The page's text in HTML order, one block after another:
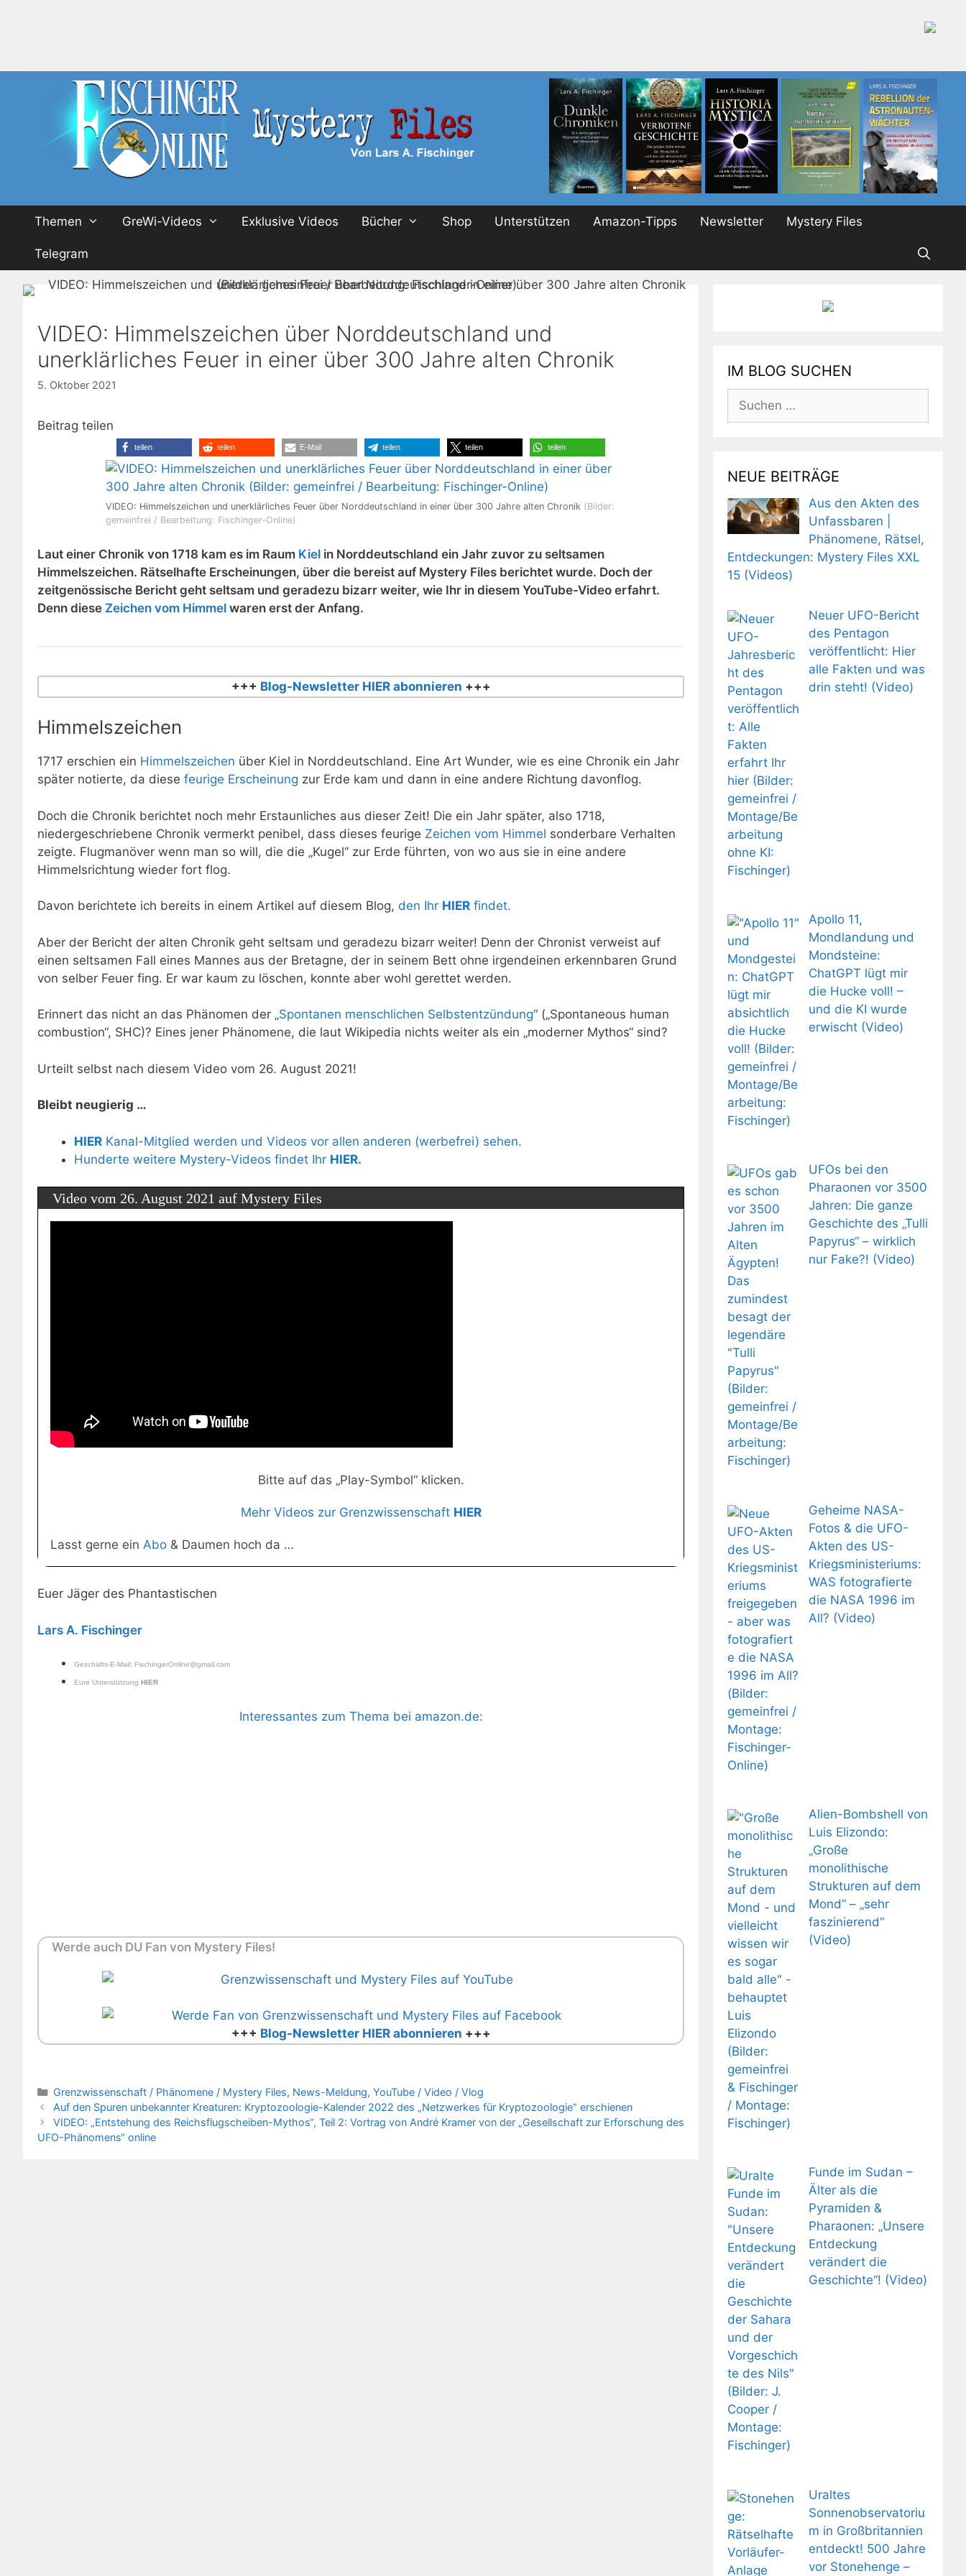
Themen GreWi-Videos Exklusive Videos Bücher Shop Unterstützen Amazon-Tipps Newsletter Mystery Files
Telegram
VIDEO: Himmelszeichen über Norddeutschland und
unerklärliches Feuer in einer über 300 Jahre alten Chronik
5. Oktober 2021
Beitrag teilen
teilen teilen E-Mail teilen teilen teilen
VIDEO: Himmelszeichen und unerklärliches Feuer über Norddeutschland in einer über 300 Jahre alten Chronik (Bilder:
gemeinfrei / Bearbeitung: Fischinger-Online)
Laut einer Chronik von 1718 kam es im Raum Kiel in Norddeutschland ein Jahr zuvor zu seltsamen
Himmelszeichen. Rätselhafte Erscheinungen, über die bereist auf Mystery Files berichtet wurde. Doch der
zeitgenössische Bericht geht seltsam und geradezu bizarr weiter, wie Ihr in diesem YouTube-Video erfahrt.
Denn diese Zeichen vom Himmel waren erst der Anfang.
+++ Blog-Newsletter HIER abonnieren +++
Himmelszeichen
1717 erschien ein Himmelszeichen über Kiel in Norddeutschland. Eine Art Wunder, wie es eine Chronik ein Jahr
später notierte, da diese feurige Erscheinung zur Erde kam und dann in eine andere Richtung davonflog.
Doch die Chronik berichtet noch mehr Erstaunliches aus dieser Zeit! Die ein Jahr später, also 1718,
niedergeschriebene Chronik vermerkt penibel, dass dieses feurige Zeichen vom Himmel sonderbare Verhalten
zeigte. Flugmanöver wenn man so will, die die „Kugel“ zur Erde führten, von wo aus sie in eine andere
Himmelsrichtung wieder fort flog.
Davon berichtete ich bereits in einem Artikel auf diesem Blog, den Ihr HIER findet.
Aber der Bericht der alten Chronik geht seltsam und geradezu bizarr weiter! Denn der Chronist verweist auf
einen seltsamen Fall eines Mannes aus der Bretagne, der in seinem Bett ohne irgendeinen erkennbaren Grund
von selber Feuer fing. Er war kaum zu löschen, konnte aber wohl gerettet werden.
Erinnert das nicht an das Phänomen der „Spontanen menschlichen Selbstentzündung“ („Spontaneous human
combustion“, SHC)? Eines jener Phänomene, die laut Wikipedia nichts weiter als ein „moderner Mythos“ sind?
Urteilt selbst nach diesem Video vom 26. August 2021!
Bleibt neugierig …
HIER Kanal-Mitglied werden und Videos vor allen anderen (werbefrei) sehen.
Hunderte weitere Mystery-Videos findet Ihr HIER.
Video vom 26. August 2021 auf Mystery Files
Bitte auf das „Play-Symbol“ klicken.
Mehr Videos zur Grenzwissenschaft HIER
Lasst gerne ein Abo & Daumen hoch da …
Euer Jäger des Phantastischen
Lars A. Fischinger
Geschäfts-E-Mail: FischingerOnline@gmail.com
Eure Unterstützung HIER
Interessantes zum Thema bei amazon.de:
Werde auch DU Fan von Mystery Files!
+++ Blog-Newsletter HIER abonnieren +++
Kategorien
Grenzwissenschaft / Phänomene / Mystery Files, News-Meldung, YouTube / Video / Vlog
Auf den Spuren unbekannter Kreaturen: Kryptozoologie-Kalender 2022 des „Netzwerkes für Kryptozoologie“ erschienen
VIDEO: „Entstehung des Reichsflugscheiben-Mythos“, Teil 2: Vortrag von André Kramer von der „Gesellschaft zur Erforschung des
UFO-Phänomens“ online
IM BLOG SUCHEN
Suchen
nach:
NEUE BEITRÄGE
Aus den Akten des
Unfassbaren |
Phänomene, Rätsel,
Entdeckungen: Mystery Files XXL
15 (Videos)
Neuer UFO-Bericht
des Pentagon
veröffentlicht: Hier
alle Fakten und was
drin steht! (Video)
Apollo 11,
Mondlandung und
Mondsteine:
ChatGPT lügt mir
die Hucke voll! –
und die KI wurde
erwischt (Video)
UFOs bei den
Pharaonen vor 3500
Jahren: Die ganze
Geschichte des „Tulli
Papyrus“ – wirklich
nur Fake?! (Video)
Geheime NASA-
Fotos & die UFO-
Akten des US-
Kriegsministeriums:
WAS fotografierte
die NASA 1996 im
All? (Video)
Alien-Bombshell von
Luis Elizondo:
„Große
monolithische
Strukturen auf dem
Mond“ – „sehr
faszinierend“
(Video)
Funde im Sudan –
Älter als die
Pyramiden &
Pharaonen: „Unsere
Entdeckung
verändert die
Geschichte“! (Video)
Uraltes
Sonnenobservatoriu
m in Großbritannien
entdeckt! 500 Jahre
vor Stonehenge –